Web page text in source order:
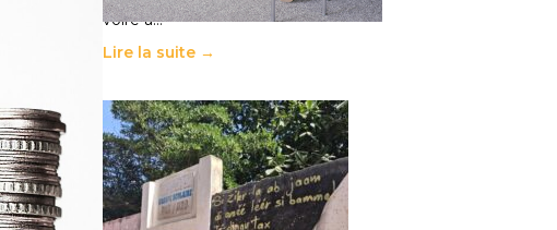
voire à…
Lire la suite →